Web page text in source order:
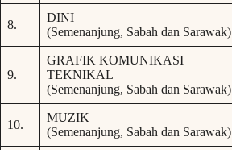
8.
DINI
(Semenanjung, Sabah dan Sarawak)
9.
GRAFIK KOMUNIKASI
TEKNIKAL
(Semenanjung, Sabah dan Sarawak)
10.
MUZIK
(Semenanjung, Sabah dan Sarawak)